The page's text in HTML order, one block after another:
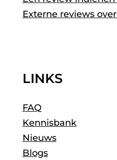
Externe reviews
LINKS
FAQ
Kennisbank
Nieuws
Blogs